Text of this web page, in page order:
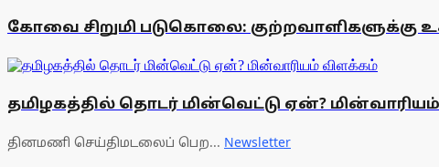
கோவை சிறுமி படுகொலை: குற்றவாளிகளுக்கு
தமிழகத்தில் தொடர் மின்வெட்டு ஏன்?
தினமணி செய்திமடலைப் பெற... Newsletter